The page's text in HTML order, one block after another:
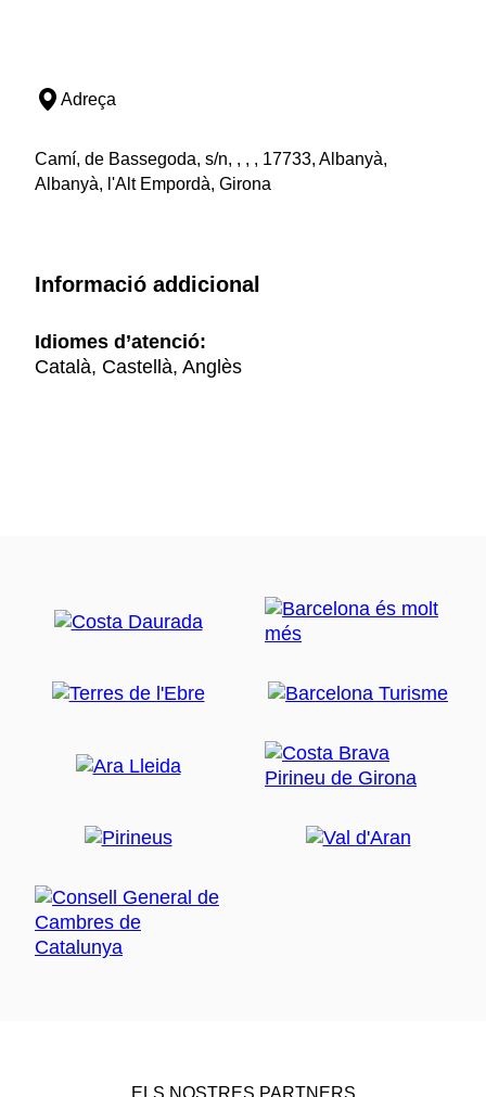
Adreça
Camí, de Bassegoda, s/n, , , , 17733, Albanyà,
Albanyà, l'Alt Empordà, Girona
Informació addicional
Idiomes d’atenció:
Català, Castellà, Anglès
ELS NOSTRES PARTNERS